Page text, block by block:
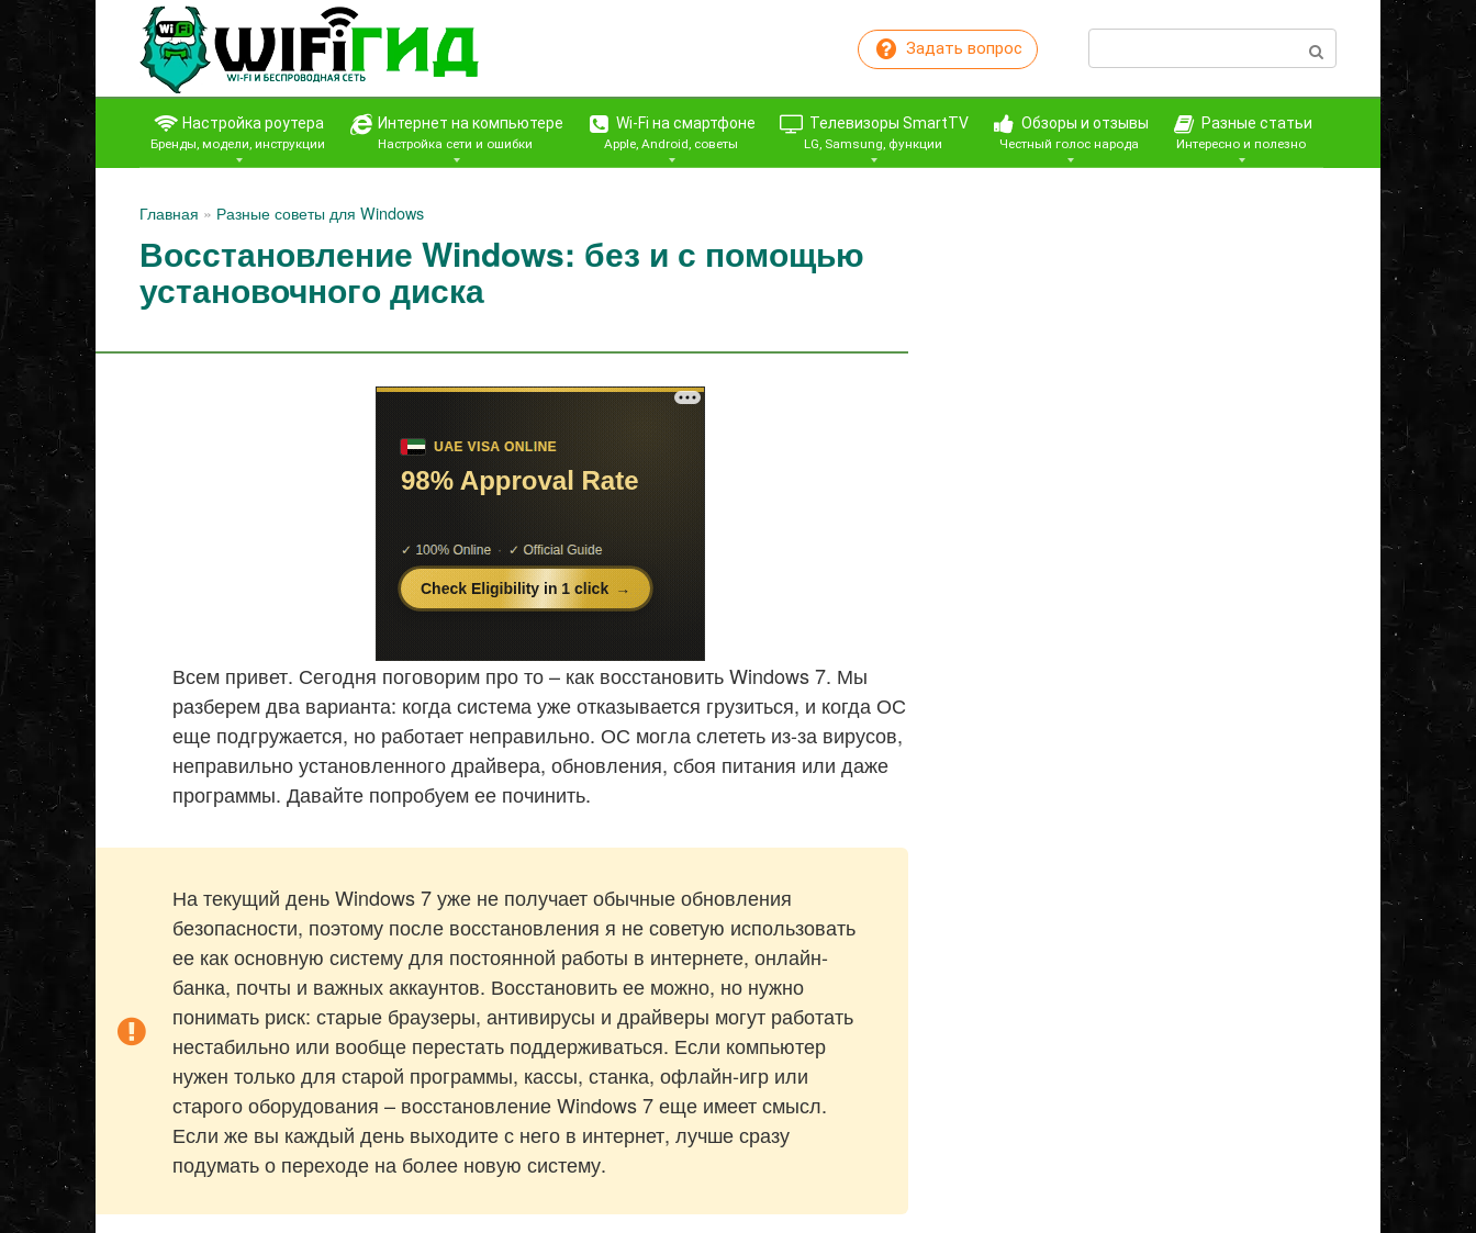
Перейти
контенту
Задать вопрос Поиск:
Настройка роутера
Бренды, модели, инструкции
Интернет на компьютере
Настройка сети и ошибки
Wi-Fi на смартфоне
Apple, Android, советы
Телевизоры SmartTV
LG, Samsung, функции
Обзоры и отзывы
Честный голос народа
Разные статьи
Интересно и полезно
Главная » Разные советы для Windows
Восстановление Windows: без и с помощью
установочного диска
Всем привет. Сегодня поговорим про то – как восстановить Windows 7. Мы
разберем два варианта: когда система уже отказывается грузиться, и когда ОС
еще подгружается, но работает неправильно. ОС могла слететь из-за вирусов,
неправильно установленного драйвера, обновления, сбоя питания или даже
программы. Давайте попробуем ее починить.
На текущий день Windows 7 уже не получает обычные обновления
безопасности, поэтому после восстановления я не советую использовать
ее как основную систему для постоянной работы в интернете, онлайн-
банка, почты и важных аккаунтов. Восстановить ее можно, но нужно
понимать риск: старые браузеры, антивирусы и драйверы могут работать
нестабильно или вообще перестать поддерживаться. Если компьютер
нужен только для старой программы, кассы, станка, офлайн-игр или
старого оборудования – восстановление Windows 7 еще имеет смысл.
Если же вы каждый день выходите с него в интернет, лучше сразу
подумать о переходе на более новую систему.